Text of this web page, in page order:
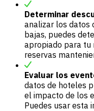
Determinar
analizar los datos
bajas, puedes
apropiado para tu
reservas
Evaluar los
datos de hoteles
el impacto de los
Puedes usar esta